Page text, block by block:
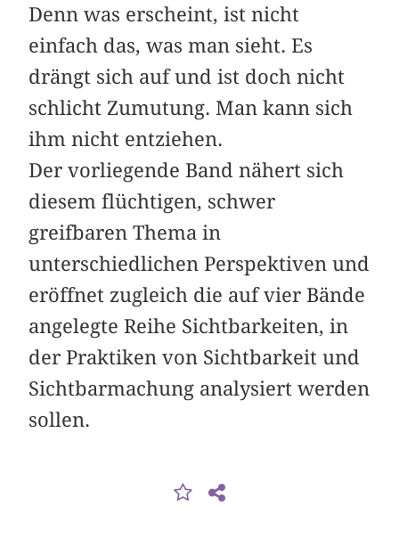
Denn was erscheint, ist nicht
einfach das, was man sieht. Es
drängt sich auf und ist doch nicht
schlicht Zumutung. Man kann sich
ihm nicht entziehen.
Der vorliegende Band nähert sich
diesem flüchtigen, schwer
greifbaren Thema in
unterschiedlichen Perspektiven und
eröffnet zugleich die auf vier Bände
angelegte Reihe Sichtbarkeiten, in
der Praktiken von Sichtbarkeit und
Sichtbarmachung analysiert werden
sollen.